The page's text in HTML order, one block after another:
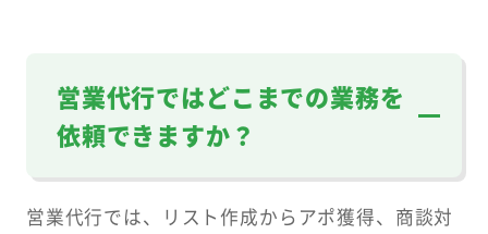
営業代行ではどこまでの業務を
依頼できますか？
営業代行では、リスト作成からアポ獲得、商談対